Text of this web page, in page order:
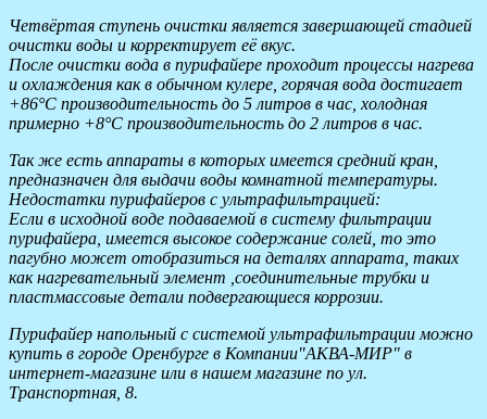
Четвёртая ступень очистки является завершающей стадией
очистки воды и корректирует её вкус.
После очистки вода в пурифайере проходит процессы нагрева
и охлаждения как в обычном кулере, горячая вода достигает
+86°C производительность до 5 литров в час, холодная
примерно +8°C производительность до 2 литров в час.
Так же есть аппараты в которых имеется средний кран,
предназначен для выдачи воды комнатной температуры.
Недостатки пурифайеров с ультрафильтрацией:
Если в исходной воде подаваемой в систему фильтрации
пурифайера, имеется высокое содержание солей, то это
пагубно может отобразиться на деталях аппарата, таких
как нагревательный элемент ,соединительные трубки и
пластмассовые детали подвергающиеся коррозии.
Пурифайер напольный с системой ультрафильтрации можно
купить в городе Оренбурге в Компании"АКВА-МИР" в
интернет-магазине или в нашем магазине по ул.
Транспортная, 8.